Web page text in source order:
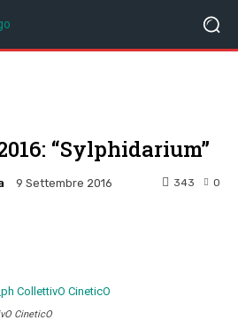
“Sylphidarium”
9 Settembre 2016 0
343
CineticO